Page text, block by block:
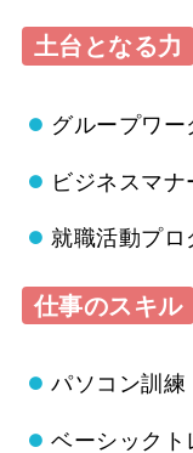
土台となる力
グループワー
ビジネスマナ
就職活動プロ
仕事のスキル
パソコン訓練
ベーシックト